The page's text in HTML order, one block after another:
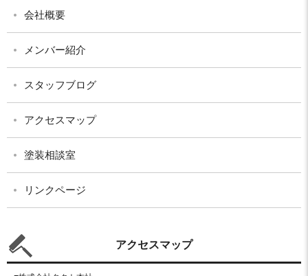
会社概要
メンバー紹介
スタッフブログ
アクセスマップ
塗装相談室
リンクページ
アクセスマップ